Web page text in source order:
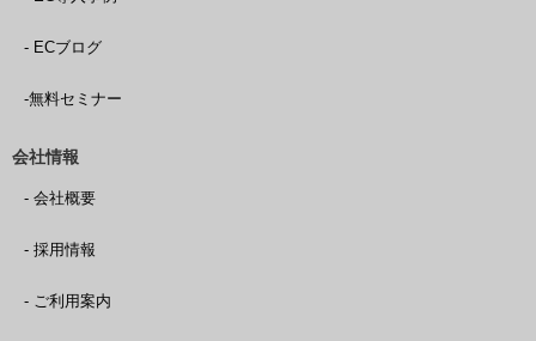
- ECブログ
-無料セミナー
会社情報
- 会社概要
- 採用情報
- ご利用案内